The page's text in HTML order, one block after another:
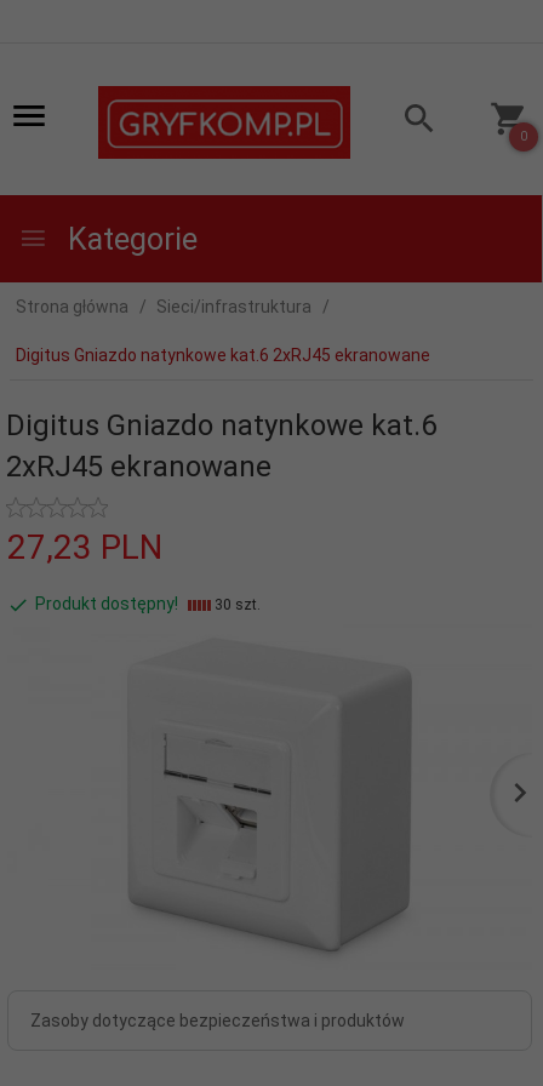
0
Kategorie
Strona główna Sieci/infrastruktura
Digitus Gniazdo natynkowe kat.6 2xRJ45 ekranowane
Digitus Gniazdo natynkowe kat.6
2xRJ45 ekranowane
27,23 PLN
Produkt dostępny! 30 szt.
Zasoby dotyczące bezpieczeństwa i produktów